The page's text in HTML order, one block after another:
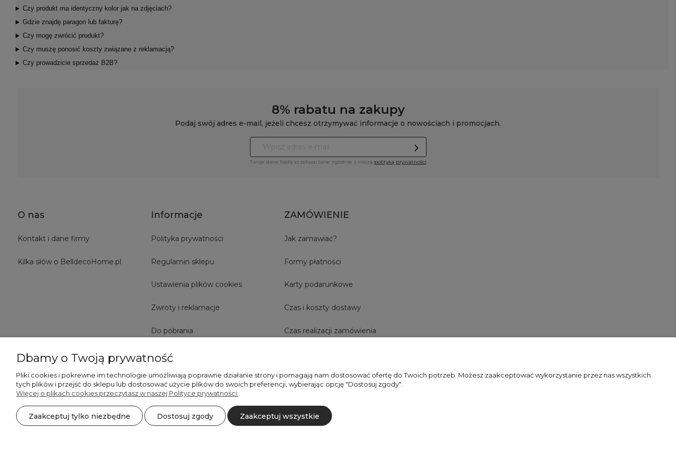
Czy produkt ma identyczny kolor jak na zdjęciach?
Gdzie znajdę paragon lub fakturę?
Czy mogę zwrócić produkt?
Czy muszę ponosić koszty związane z reklamacją?
Czy prowadzicie sprzedaż B2B?
8% rabatu na zakupy
Podaj swój adres e-mail, jeżeli chcesz otrzymywać informacje o nowościach i promocjach.
Twoje dane będą przetwarzane zgodnie z naszą polityką prywatności
O nas
Kontakt i dane firmy
Kilka słów o BelldecoHome.pl
Informacje
Polityka prywatności
Regulamin sklepu
Ustawienia plików cookies
Zwroty i reklamacje
Do pobrania
ZAMÓWIENIE
Jak zamawiać?
Formy płatności
Karty podarunkowe
Czas i koszty dostawy
Czas realizacji zamówienia
+48606673390 sprzedaz@belldecohome.pl
©2026 Wszelkie Prawa Zastrzeżone | BelldecoHome.pl
Dbamy o Twoją prywatność
Pliki cookies i pokrewne im technologie umożliwiają poprawne działanie strony i pomagają nam dostosować ofertę do Twoich potrzeb. Możesz zaakceptować wykorzystanie przez nas wszystkich
tych plików i przejść do sklepu lub dostosować użycie plików do swoich preferencji, wybierając opcję "Dostosuj zgody".
Więcej o plikach cookies przeczytasz w naszej Polityce prywatności.
Zaakceptuj tylko niezbędne Dostosuj zgody Zaakceptuj wszystkie